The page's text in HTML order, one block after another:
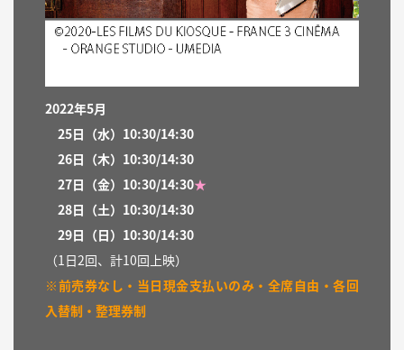
2022年5月
25日（水） 10:30/14:30
26日（木） 10:30/14:30
27日（金） 10:30/14:30★
28日（土） 10:30/14:30
29日（日） 10:30/14:30
（1日2回、計10回上映）
※前売券なし・当日現金支払いのみ・全席自由・各回
入替制・整理券制